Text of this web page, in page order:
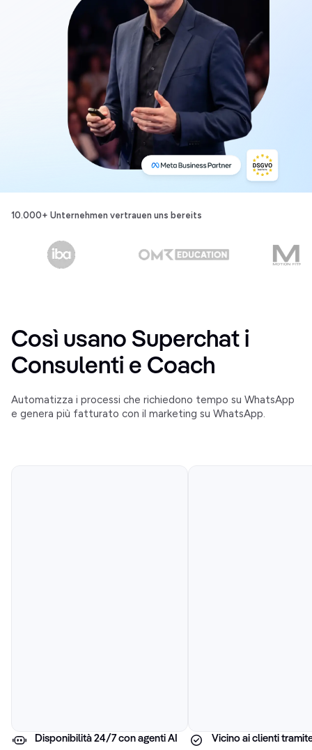
10.000+ Unternehmen vertrauen uns bereits
Così usano Superchat i
Consulenti e Coach
Automatizza i processi che richiedono tempo su WhatsApp
e genera più fatturato con il marketing su WhatsApp.
Disponibilità 24/7 con agenti AI
Vicino ai clienti